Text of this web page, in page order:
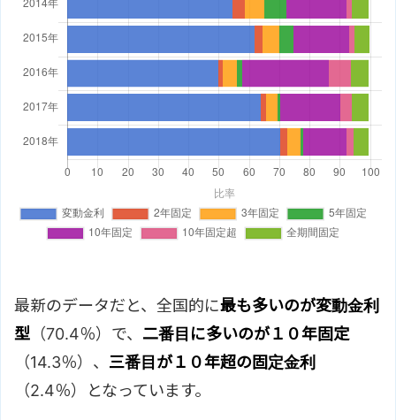
最新のデータだと、全国的に最も多いのが変動金利
型 （70.4％）で、 二番目に多いのが１０年固定
（14.3％）、 三番目が１０年超の固定金利
（2.4％）となっています。